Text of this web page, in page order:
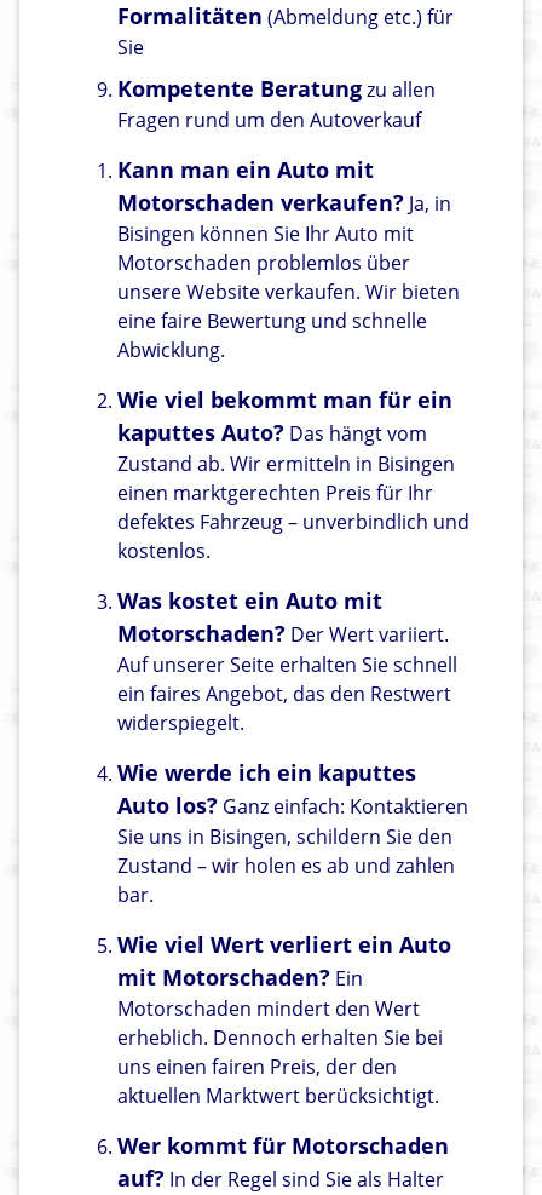
Formalitäten (Abmeldung etc.) für
Sie
Kompetente Beratungzu allen
Fragen rund um den Autoverkauf
Kann man ein Auto mit
Motorschaden verkaufen? Ja, in
Bisingen können Sie Ihr Auto mit
Motorschaden problemlos über
unsere Website verkaufen. Wir bieten
eine faire Bewertung und schnelle
Abwicklung.
Wie viel bekommt man für ein
kaputtes Auto? Das hängt vom
Zustand ab. Wir ermitteln in Bisingen
einen marktgerechten Preis für Ihr
defektes Fahrzeug – unverbindlich und
kostenlos.
Was kostet ein Auto mit
Motorschaden? Der Wert variiert.
Auf unserer Seite erhalten Sie schnell
ein faires Angebot, das den Restwert
widerspiegelt.
Wie werde ich ein kaputtes
Auto los? Ganz einfach: Kontaktieren
Sie uns in Bisingen, schildern Sie den
Zustand – wir holen es ab und zahlen
bar.
Wie viel Wert verliert ein Auto
mit Motorschaden? Ein
Motorschaden mindert den Wert
erheblich. Dennoch erhalten Sie bei
uns einen fairen Preis, der den
aktuellen Marktwert berücksichtigt.
Wer kommt für Motorschaden
auf? In der Regel sind Sie als Halter